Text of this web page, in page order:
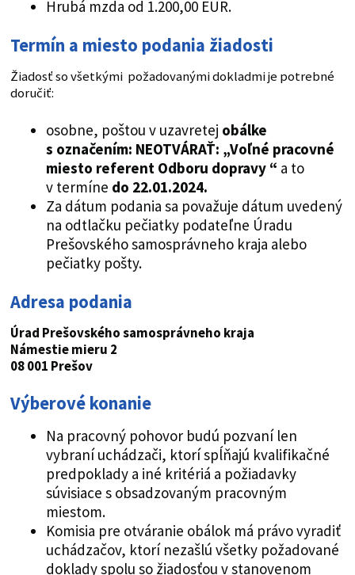
Hrubá mzda od 1.200,00 EUR.
Termín a miesto podania žiadosti
Žiadosť so všetkými požadovanými dokladmi je potrebné
doručiť:
osobne, poštou v uzavretej obálke
s označením: NEOTVÁRAŤ: „Voľné pracovné
miesto referent Odboru dopravy “ a to
v termíne do 22.01.2024.
Za dátum podania sa považuje dátum uvedený
na odtlačku pečiatky podateľne Úradu
Prešovského samosprávneho kraja alebo
pečiatky pošty.
Adresa podania
Úrad Prešovského samosprávneho kraja
Námestie mieru 2
08 001 Prešov
Výberové konanie
Na pracovný pohovor budú pozvaní len
vybraní uchádzači, ktorí spĺňajú kvalifikačné
predpoklady a iné kritériá a požiadavky
súvisiace s obsadzovaným pracovným
miestom.
Komisia pre otváranie obálok má právo vyradiť
uchádzačov, ktorí nezašlú všetky požadované
doklady spolu so žiadosťou v stanovenom